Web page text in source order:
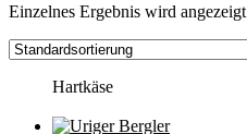
Einzelnes Ergebnis wird angezeigt
Hartkäse